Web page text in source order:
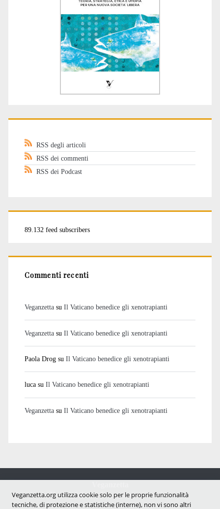
RSS degli articoli
RSS dei commenti
RSS dei Podcast
89.132 feed subscribers
Commenti recenti
Veganzettasu Il Vaticano benedice gli xenotrapianti
Veganzettasu Il Vaticano benedice gli xenotrapianti
Paola Drogsu Il Vaticano benedice gli xenotrapianti
lucasu Il Vaticano benedice gli xenotrapianti
Veganzettasu Il Vaticano benedice gli xenotrapianti
Notizie dal mondo vegan e antispecista
Veganzetta.org utilizza cookie solo per le proprie funzionalità
tecniche, di protezione e statistiche (interne), non vi sono altri